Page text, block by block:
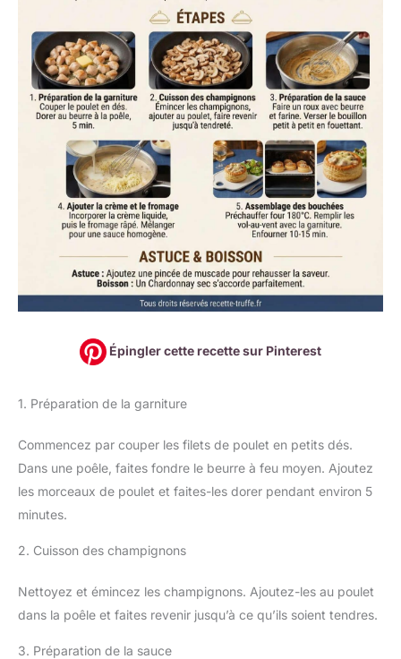
Épingler cette recette sur Pinterest
1. Préparation de la garniture
Commencez par couper les filets de poulet en petits dés.
Dans une poêle, faites fondre le beurre à feu moyen. Ajoutez
les morceaux de poulet et faites-les dorer pendant environ 5
minutes.
2. Cuisson des champignons
Nettoyez et émincez les champignons. Ajoutez-les au poulet
dans la poêle et faites revenir jusqu’à ce qu’ils soient tendres.
3. Préparation de la sauce